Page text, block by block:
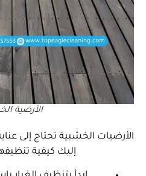
الأرضية
الأرضيات الخشبية تحتاج إلى
إليك كيفية